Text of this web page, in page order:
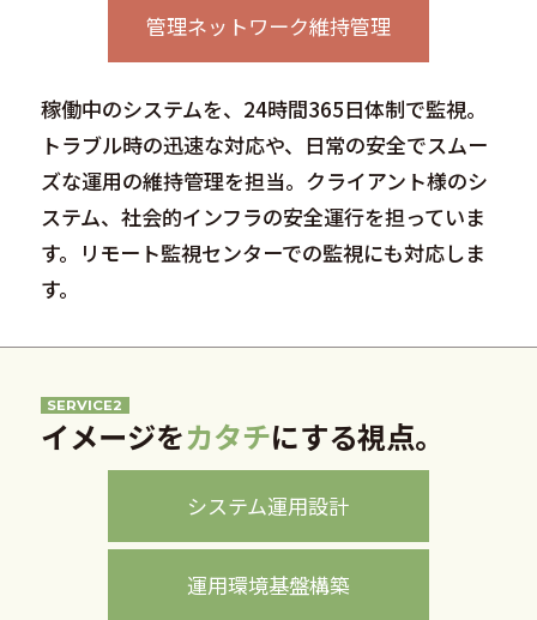
管理ネットワーク維持管理
稼働中のシステムを、24時間365日体制で監視。
トラブル時の迅速な対応や、日常の安全でスムー
ズな運用の維持管理を担当。クライアント様のシ
ステム、社会的インフラの安全運行を担っていま
す。リモート監視センターでの監視にも対応しま
す。
SERVICE2
イメージをカタチにする視点。
システム運用設計
運用環境基盤構築